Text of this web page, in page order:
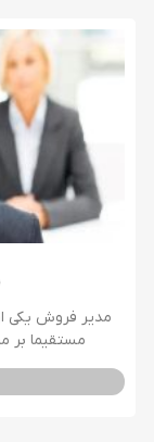
مدیر فروش یکی
مستقیما بر